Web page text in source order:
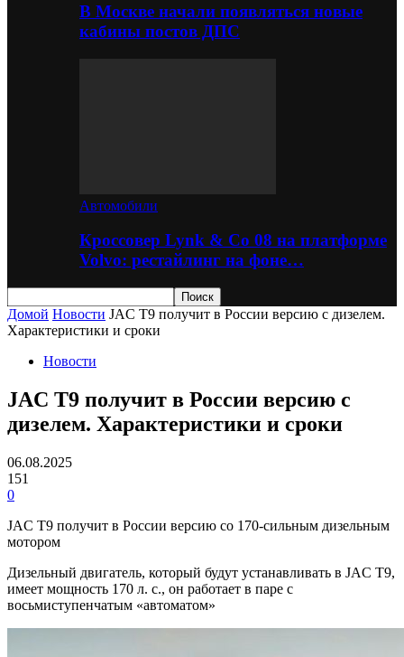
В Москве начали появляться новые
кабины постов ДПС
Автомобили
Кроссовер Lynk & Co 08 на платформе
Volvo: рестайлинг на фоне…
Домой Новости JAC T9 получит в России версию с дизелем.
Характеристики и сроки
Новости
JAC T9 получит в России версию с
дизелем. Характеристики и сроки
06.08.2025
151
0
JAC T9 получит в России версию со 170-сильным дизельным
мотором
Дизельный двигатель, который будут устанавливать в JAC T9,
имеет мощность 170 л. с., он работает в паре с
восьмиступенчатым «автоматом»